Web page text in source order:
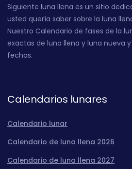
Siguiente luna llena es un sitio
usted quería saber sobre la luna
Nuestro Calendario de fases de la
exactas de luna llena y luna nueva
fechas.
Calendarios lunares
Calendario lunar
Calendario de luna llena 2026
Calendario de luna llena 2027